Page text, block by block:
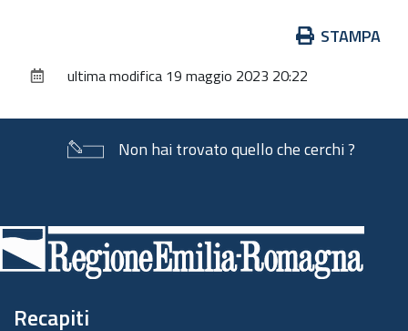
documento
STAMPA
ultima modifica 19 maggio 2023 20:22
Non hai trovato quello che cerchi ?
di
pagina
Recapiti